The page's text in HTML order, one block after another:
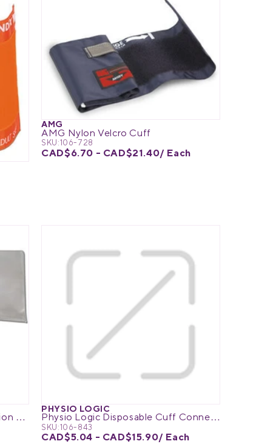
AMG
AMG Nylon Velcro Cuff
SKU:106-728
CAD$6.70 - CAD$21.40/ Each
Physio Logic Replacement Inflation Bladder
PHYSIO LOGIC
Physio Logic Disposable Cuff Connector
SKU:106-843
CAD$5.04 - CAD$15.90/ Each